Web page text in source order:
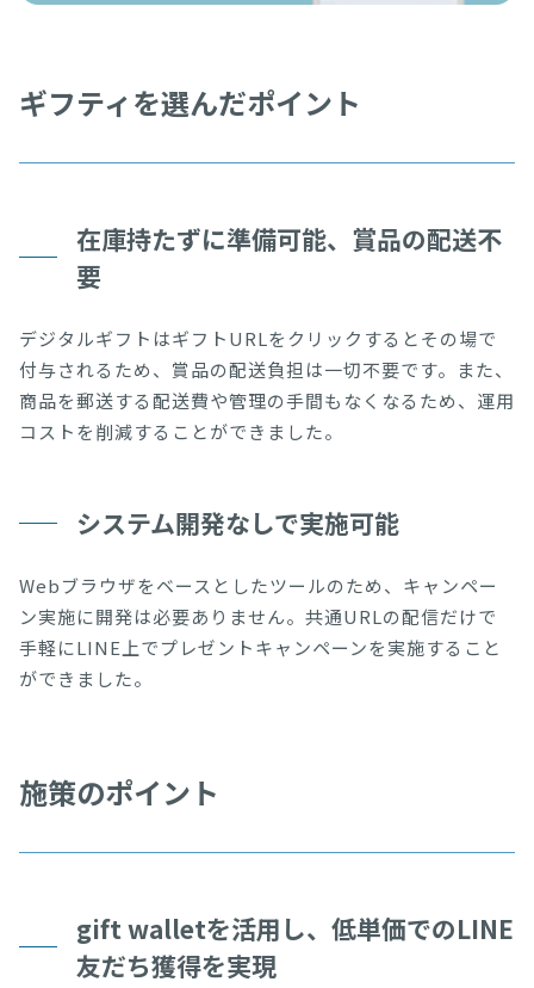
ギフティを選んだポイント
在庫持たずに準備可能、賞品の配送不
要
デジタルギフトはギフトURLをクリックするとその場で
付与されるため、賞品の配送負担は一切不要です。また、
商品を郵送する配送費や管理の手間もなくなるため、運用
コストを削減することができました。
システム開発なしで実施可能
Webブラウザをベースとしたツールのため、キャンペー
ン実施に開発は必要ありません。共通URLの配信だけで
手軽にLINE上でプレゼントキャンペーンを実施すること
ができました。
施策のポイント
gift walletを活用し、低単価でのLINE
友だち獲得を実現